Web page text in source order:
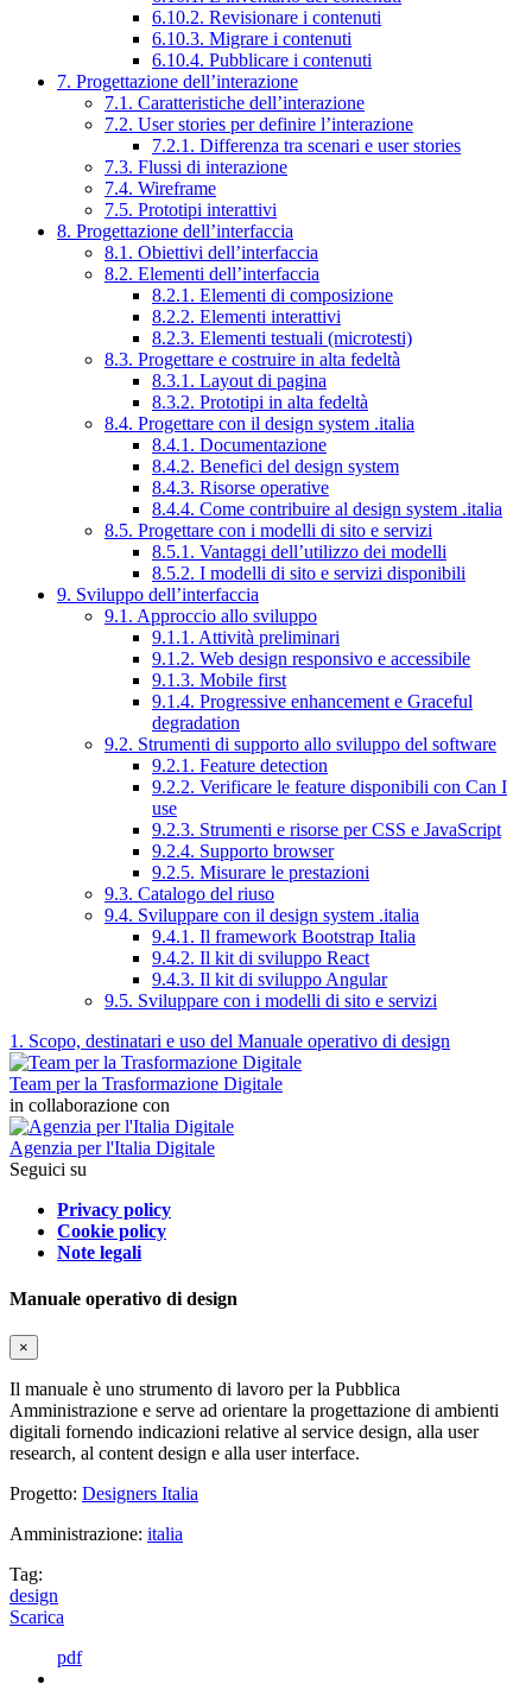
6.10.2. Revisionare i contenuti
6.10.3. Migrare i contenuti
6.10.4. Pubblicare i contenuti
7. Progettazione dell’interazione
7.1. Caratteristiche dell’interazione
7.2. User stories per definire l’interazione
7.2.1. Differenza tra scenari e user stories
7.3. Flussi di interazione
7.4. Wireframe
7.5. Prototipi interattivi
8. Progettazione dell’interfaccia
8.1. Obiettivi dell’interfaccia
8.2. Elementi dell’interfaccia
8.2.1. Elementi di composizione
8.2.2. Elementi interattivi
8.2.3. Elementi testuali (microtesti)
8.3. Progettare e costruire in alta fedeltà
8.3.1. Layout di pagina
8.3.2. Prototipi in alta fedeltà
8.4. Progettare con il design system .italia
8.4.1. Documentazione
8.4.2. Benefici del design system
8.4.3. Risorse operative
8.4.4. Come contribuire al design system .italia
8.5. Progettare con i modelli di sito e servizi
8.5.1. Vantaggi dell’utilizzo dei modelli
8.5.2. I modelli di sito e servizi disponibili
9. Sviluppo dell’interfaccia
9.1. Approccio allo sviluppo
9.1.1. Attività preliminari
9.1.2. Web design responsivo e accessibile
9.1.3. Mobile first
9.1.4. Progressive enhancement e Graceful
degradation
9.2. Strumenti di supporto allo sviluppo del software
9.2.1. Feature detection
9.2.2. Verificare le feature disponibili con Can I
use
9.2.3. Strumenti e risorse per CSS e JavaScript
9.2.4. Supporto browser
9.2.5. Misurare le prestazioni
9.3. Catalogo del riuso
9.4. Sviluppare con il design system .italia
9.4.1. Il framework Bootstrap Italia
9.4.2. Il kit di sviluppo React
9.4.3. Il kit di sviluppo Angular
9.5. Sviluppare con i modelli di sito e servizi
1. Scopo, destinatari e uso del Manuale operativo di design
Team per la Trasformazione Digitale
in collaborazione con
Agenzia per l'Italia Digitale
Seguici su
Privacy policy
Cookie policy
Note legali
Manuale operativo di design
×
Il manuale è uno strumento di lavoro per la Pubblica
Amministrazione e serve ad orientare la progettazione di ambienti
digitali fornendo indicazioni relative al service design, alla user
research, al content design e alla user interface.
Progetto: Designers Italia
Amministrazione: italia
Tag:
design
Scarica
pdf